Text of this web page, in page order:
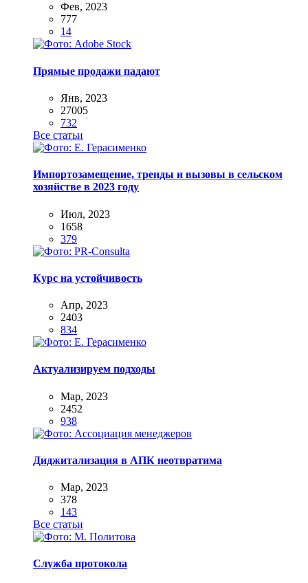
Фев, 2023
777
14
Прямые продажи падают
Янв, 2023
27005
732
Все статьи
Импортозамещение, тренды и вызовы в сельском
хозяйстве в 2023 году
Июл, 2023
1658
379
Курс на устойчивость
Апр, 2023
2403
834
Актуализируем подходы
Мар, 2023
2452
938
Диджитализация в АПК неотвратима
Мар, 2023
378
143
Все статьи
Служба протокола